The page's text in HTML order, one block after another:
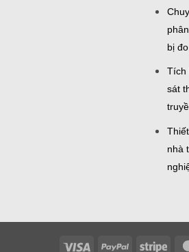
bị
Tích
sát
nhà
Visa PayPal